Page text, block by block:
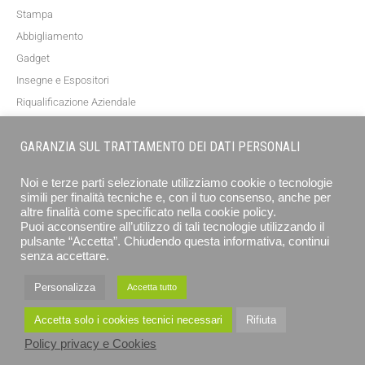
Stampa
Abbigliamento
Gadget
Insegne e Espositori
Riqualificazione Aziendale
ISCRIVITI
EUROGRAFICA SRL - STAMPA E COMUNICAZIONE © 2026 ALL RIGHTS RESERVED
GARANZIA SUL TRATTAMENTO DEI DATI PERSONALI
Noi e terze parti selezionate utilizziamo cookie o tecnologie
simili per finalità tecniche e, con il tuo consenso, anche per
altre finalità come specificato nella cookie policy.
Puoi acconsentire all’utilizzo di tali tecnologie utilizzando il
pulsante “Accetta”. Chiudendo questa informativa, continui
senza accettare.
Personalizza Accetta tutto
Accetta solo i cookies tecnici necessari Rifiuta
Policy privacy e Cookies